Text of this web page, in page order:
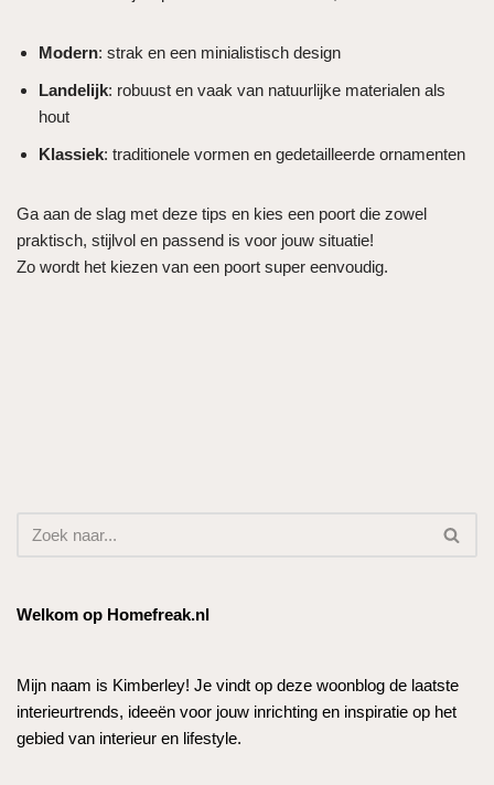
Modern: strak en een minialistisch design
Landelijk: robuust en vaak van natuurlijke materialen als
hout
Klassiek: traditionele vormen en gedetailleerde ornamenten
Ga aan de slag met deze tips en kies een poort die zowel
praktisch, stijlvol en passend is voor jouw situatie!
Zo wordt het kiezen van een poort super eenvoudig.
Welkom op Homefreak.nl
Mijn naam is Kimberley! Je vindt op deze woonblog de laatste
interieurtrends, ideeën voor jouw inrichting en inspiratie op het
gebied van interieur en lifestyle.